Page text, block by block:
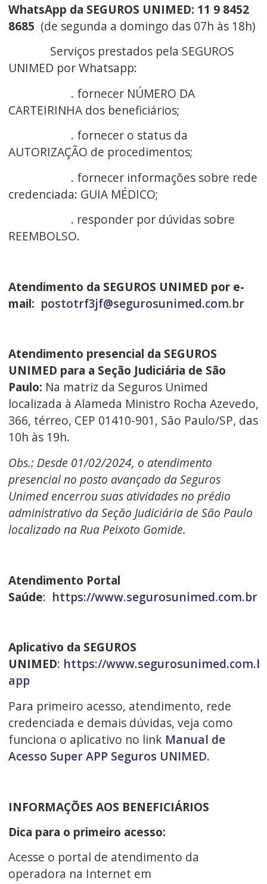
WhatsApp da SEGUROS UNIMED: 11 9 8452
8685 (de segunda a domingo das 07h às 18h)
Serviços prestados pela SEGUROS
UNIMED por Whatsapp:
. fornecer NÚMERO DA
CARTEIRINHA dos beneficiários;
. fornecer o status da
AUTORIZAÇÃO de procedimentos;
. fornecer informações sobre rede
credenciada: GUIA MÉDICO;
. responder por dúvidas sobre
REEMBOLSO.
Atendimento da SEGUROS UNIMED por e-
mail: postotrf3jf@segurosunimed.com.br
Atendimento presencial da SEGUROS
UNIMED para a Seção Judiciária de São
Paulo: Na matriz da Seguros Unimed
localizada à Alameda Ministro Rocha Azevedo,
366, térreo, CEP 01410-901, São Paulo/SP, das
10h às 19h.
Obs.: Desde 01/02/2024, o atendimento
presencial no posto avançado da Seguros
Unimed encerrou suas atividades no prédio
administrativo da Seção Judiciária de São Paulo
localizado na Rua Peixoto Gomide.
Atendimento Portal
Saúde: https://www.segurosunimed.com.br
Aplicativo da SEGUROS
UNIMED: https://
app
Para primeiro acesso, atendimento, rede
credenciada e demais dúvidas, veja como
funciona o aplicativo no link Manual de
Acesso Super APP Seguros UNIMED.
INFORMAÇÕES AOS BENEFICIÁRIOS
Dica para o primeiro acesso:
Acesse o portal de atendimento da
operadora na Internet em